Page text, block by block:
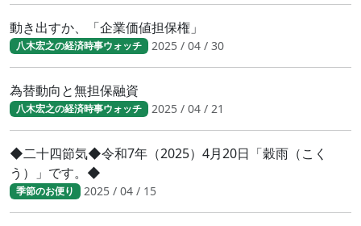
動き出すか、「企業価値担保権」
八木宏之の経済時事ウォッチ 2025 / 04 / 30
為替動向と無担保融資
八木宏之の経済時事ウォッチ 2025 / 04 / 21
◆二十四節気◆令和7年（2025）4月20日「穀雨（こく
う）」です。◆
季節のお便り 2025 / 04 / 15